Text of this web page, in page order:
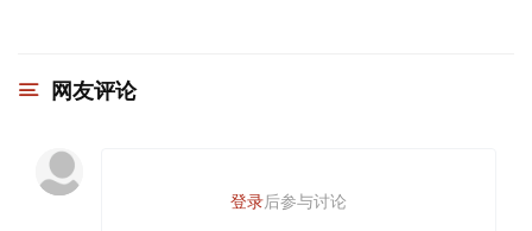
网友评论
登录后参与讨论